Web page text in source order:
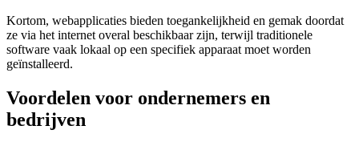
Kortom, webapplicaties bieden toegankelijkheid en gemak doordat
ze via het internet overal beschikbaar zijn, terwijl traditionele
software vaak lokaal op een specifiek apparaat moet worden
geïnstalleerd.
Voordelen voor ondernemers en
bedrijven